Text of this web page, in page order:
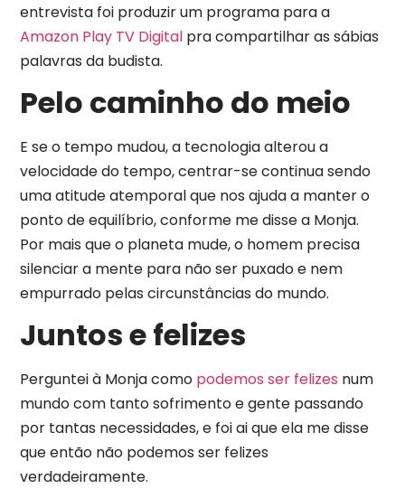
entrevista foi produzir um programa para a
Amazon Play TV Digital pra compartilhar as sábias
palavras da budista.
Pelo caminho do meio
E se o tempo mudou, a tecnologia alterou a
velocidade do tempo, centrar-se continua sendo
uma atitude atemporal que nos ajuda a manter o
ponto de equilíbrio, conforme me disse a Monja.
Por mais que o planeta mude, o homem precisa
silenciar a mente para não ser puxado e nem
empurrado pelas circunstâncias do mundo.
Juntos e felizes
Perguntei à Monja como podemos ser felizes num
mundo com tanto sofrimento e gente passando
por tantas necessidades, e foi ai que ela me disse
que então não podemos ser felizes
verdadeiramente.